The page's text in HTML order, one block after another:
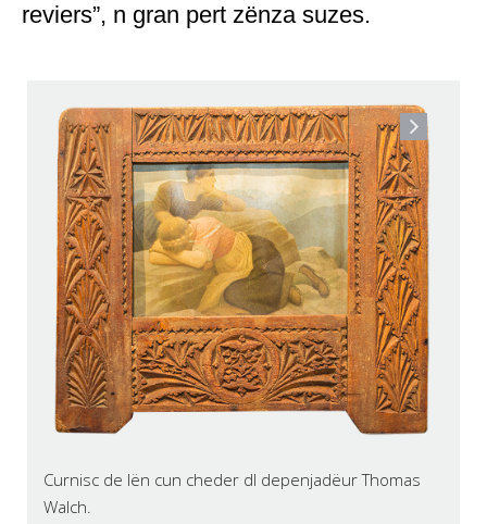
reviers”, n gran pert zënza suzes.
Curnisc de lën cun cheder dl depenjadëur Thomas
Walch.